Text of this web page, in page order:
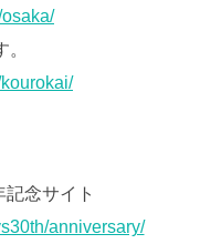
念サイト
anniversary/